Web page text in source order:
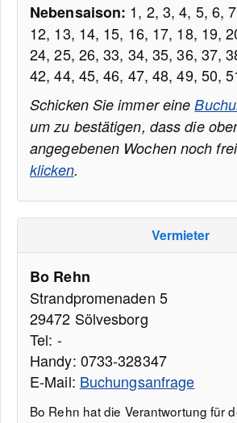
Nebensaison: 1, 2, 3, 4, 5, 6,
12, 13, 14, 15, 16, 17, 18, 19,
24, 25, 26, 33, 34, 35, 36, 37,
42, 44, 45, 46, 47, 48, 49, 50,
Schicken Sie immer eine
um zu bestätigen, dass die
angegebenen Wochen noch
klicken.
Vermieter
Bo Rehn
Strandpromenaden 5
29472 Sölvesborg
Tel: -
Handy: 0733-328347
E-Mail: Buchungsanfrage
Bo Rehn hat die Verantwortung für